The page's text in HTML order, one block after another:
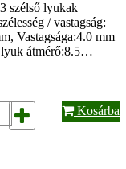
szélső lyukak
/ vastagság:
Vastagsága:4.0 mm
lyuk átmérő:8.5…
Kosárba